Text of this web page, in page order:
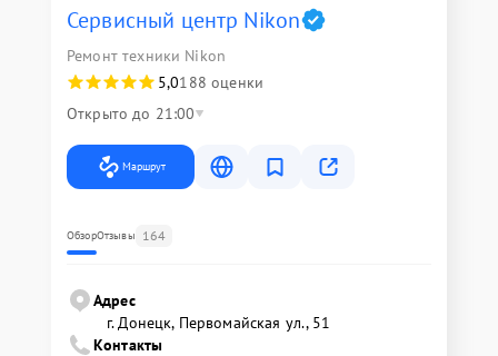
Сервисный центр Nikon
Ремонт техники Nikon
5,0188 оценки
Открыто до 21:00
Маршрут
ОбзорОтзывы 164
Адрес
г. Донецк, Первомайская ул., 51
Контакты